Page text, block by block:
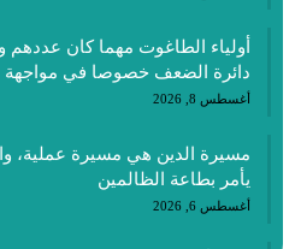
أولياء الطاغوت مهما كان
دائرة الضعف خصوصا في
أغسطس 8, 2026
مسيرة الدين هي مسيرة عملية،
يأمر بطاعة الظالمين
أغسطس 6, 2026